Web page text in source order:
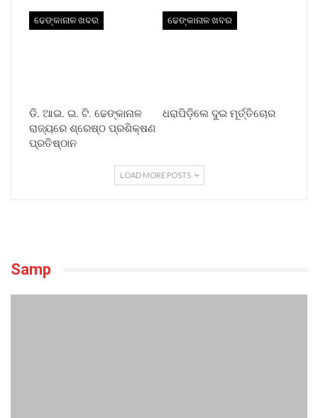
ଢେଙ୍କାନାଳ ଖବର
ଡି. ଆଇ. ଇ. ଟି. ଢେଙ୍କାନାଳ
ରାଜ୍ୟରେ ଶ୍ରେଷ୍ଠ ପ୍ରଶିକ୍ଷଣ
ପ୍ରତିଷ୍ଠାନ
ଢେଙ୍କାନାଳ ଖବର
ଧରାପିଡ଼ିଲେ ଦୁଇ ମୂର୍ତ୍ତିଚୋର
LOAD MORE POSTS
Samp